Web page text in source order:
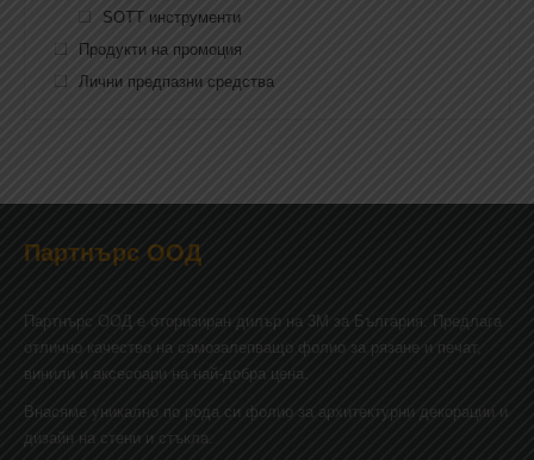
SOTT инструменти
Продукти на промоция
Лични предпазни средства
Партнърс ООД
Партнърс ООД e оторизиран дилър на 3М за България. Предлага
отлично качество на самозалепващо фолио за рязане и печат,
винили и аксесоари на най-добра цена.
Внасяме уникално по рода си фолио за архитектурни декорации и
дизайн на стени и стъкла.